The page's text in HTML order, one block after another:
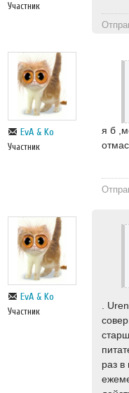
Участник
EvA & Ko
Участник
я б
EvA & Ko
Участник
.
раз в